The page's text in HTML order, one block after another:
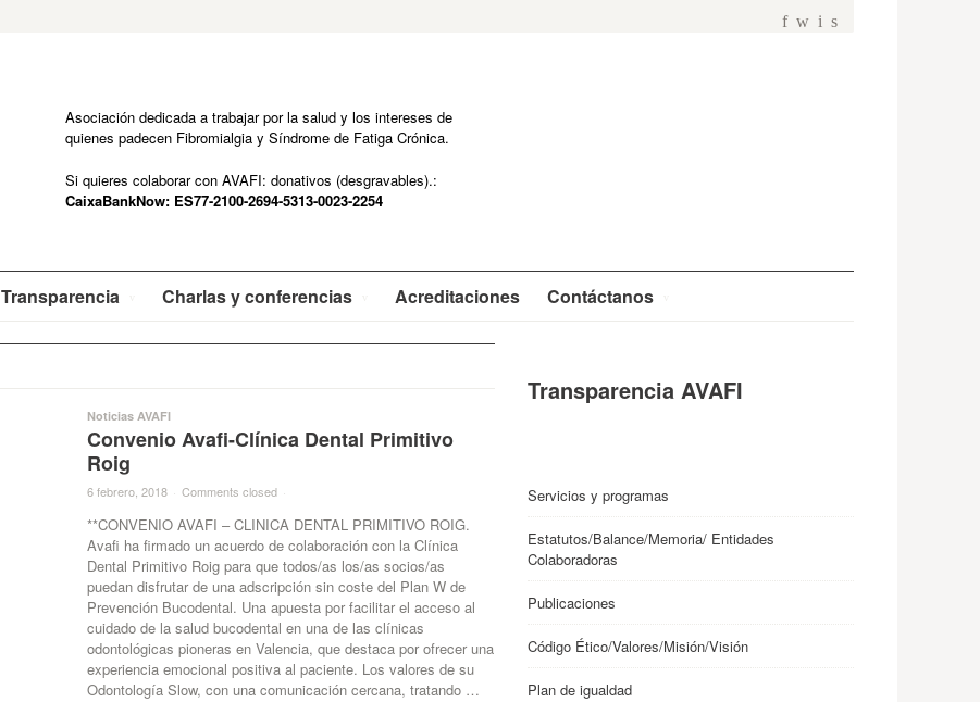
f w i s
Asociación dedicada a trabajar por la salud y los intereses de
quienes padecen Fibromialgia y Síndrome de Fatiga Crónica.
Si quieres colaborar con AVAFI: donativos (desgravables).:
CaixaBankNow: ES77-2100-2694-5313-0023-2254
Transparencia Charlas y conferencias Acreditaciones Contáctanos
Noticias AVAFI
Convenio Avafi-Clínica Dental Primitivo
Roig
6 febrero, 2018 · Comments closed ·
**CONVENIO AVAFI – CLINICA DENTAL PRIMITIVO ROIG.
Avafi ha firmado un acuerdo de colaboración con la Clínica
Dental Primitivo Roig para que todos/as los/as socios/as
puedan disfrutar de una adscripción sin coste del Plan W de
Prevención Bucodental. Una apuesta por facilitar el acceso al
cuidado de la salud bucodental en una de las clínicas
odontológicas pioneras en Valencia, que destaca por ofrecer una
experiencia emocional positiva al paciente. Los valores de su
Odontología Slow, con una comunicación cercana, tratando …
Transparencia AVAFI
Servicios y programas
Estatutos/Balance/Memoria/ Entidades
Colaboradoras
Publicaciones
Código Ético/Valores/Misión/Visión
Plan de igualdad